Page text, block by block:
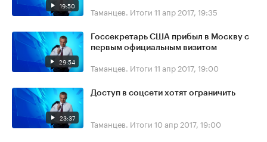
19:50 Таманцев. Итоги 11 апр 2017, 19:35
29:54
Госсекретарь США прибыл в Москву с
первым официальным визитом
Таманцев. Итоги 11 апр 2017, 19:00
23:37
Доступ в соцсети хотят ограничить
Таманцев. Итоги 10 апр 2017, 19:00